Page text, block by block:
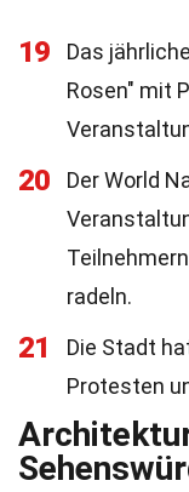
19
Das
Rosen" mit
20
Der World
radeln.
21
Die Stadt
Protesten